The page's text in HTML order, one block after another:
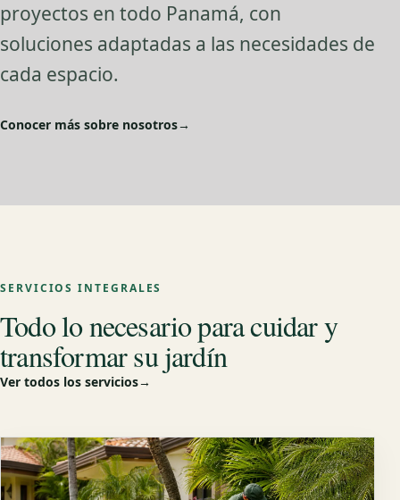
proyectos en todo Panamá, con
soluciones adaptadas a las necesidades de
cada espacio.
Conocer más sobre nosotros→
SERVICIOS INTEGRALES
Todo lo necesario para cuidar y
transformar su jardín
Ver todos los servicios→